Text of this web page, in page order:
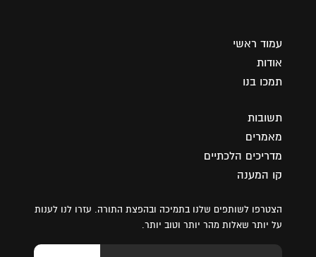
עמוד ראשי
אודות
תמכו בנו
תשובות
מאמרים
מדריכים הלכתיים
קו המענה
הצטרפו לשותפים שלנו בתמיכה ובהפצת התורה. עזרו לנו לענות
על יותר שאלות מהר יותר וטוב יותר.